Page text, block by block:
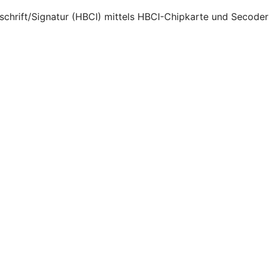
Signatur (HBCI) mittels HBCI-Chipkarte und Secoder